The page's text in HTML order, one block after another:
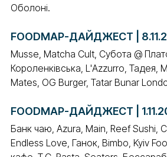
Оболоні.
FOODMAP-ДАЙДЖЕСТ |
Musse, Matcha Cult, Субота @
Короленківська, L'Azzurro, Тадея,
Mates, OG Burger, Tatar Bunar
FOODMAP-ДАЙДЖЕСТ |
Банк чаю, Azura, Main, Reef Sushi,
Endless Love, Ганок, Bimbo, Kyiv